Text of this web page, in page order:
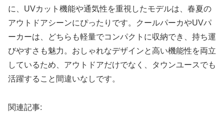
に、UVカット機能や通気性を重視したモデルは、春夏の
アウトドアシーンにぴったりです。クールパーカやUVパ
ーカーは、どちらも軽量でコンパクトに収納でき、持ち運
びやすさも魅力。おしゃれなデザインと高い機能性を両立
しているため、アウトドアだけでなく、タウンユースでも
活躍すること間違いなしです。
関連記事: